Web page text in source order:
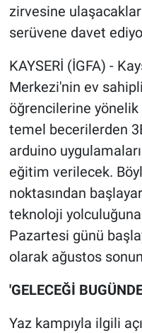
zirvesine
serüvene davet
KAYSERİ (İGFA) -
Merkezi'nin ev
öğrencilerine yönelik
temel becerilerden
arduino
eğitim verilecek.
noktasından
teknoloji
Pazartesi günü
olarak ağustos
'GELECEĞİ
Yaz kampıyla ilgili